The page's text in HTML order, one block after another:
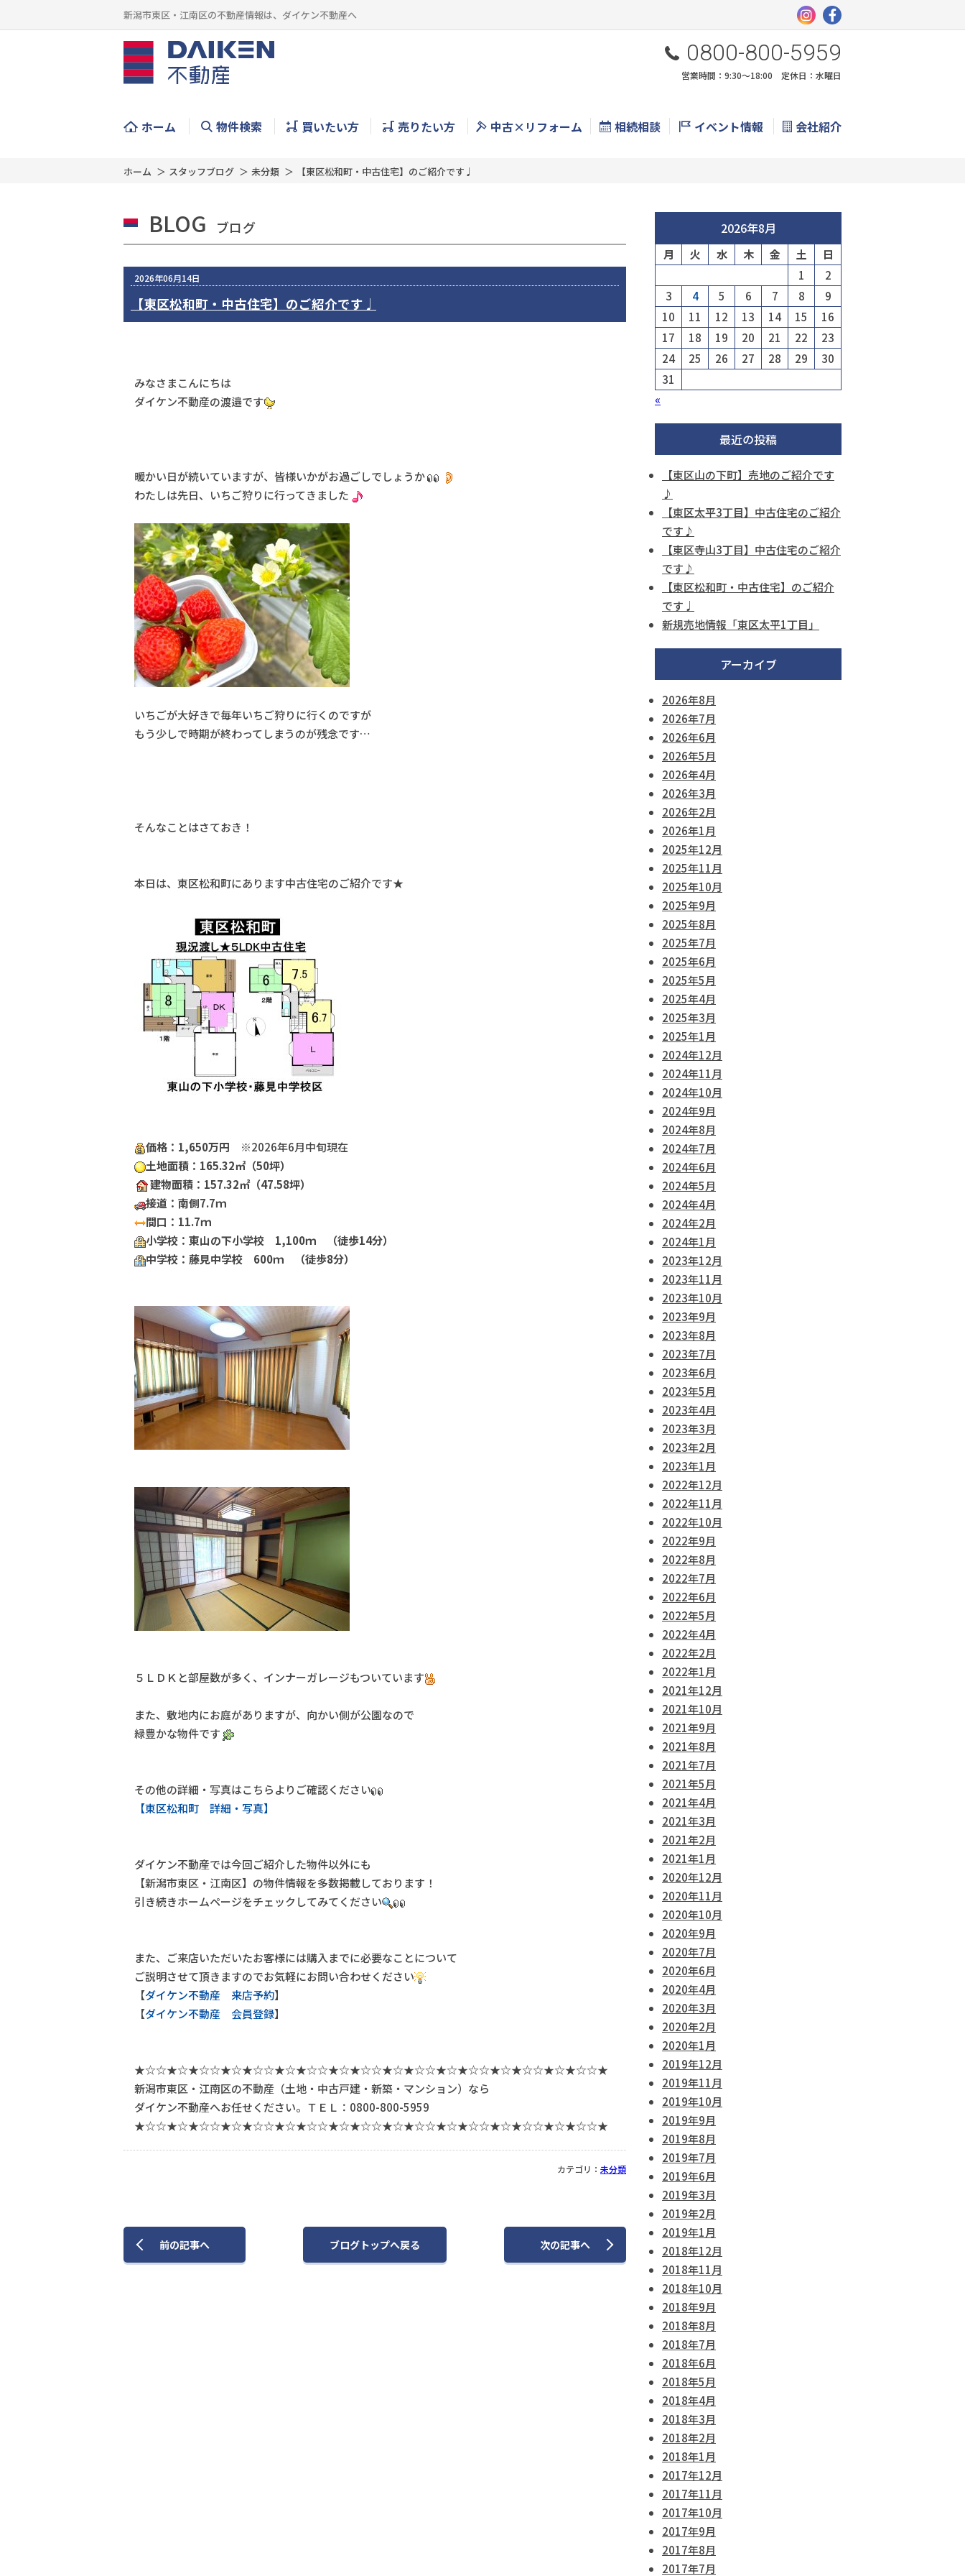
新潟市東区・江南区の不動産情報は、ダイケン不動産へ
0800-800-5959
営業時間：9:30〜18:00 定休日：水曜日
ホーム 物件検索 買いたい方 売りたい方 中古×リフォーム 相続相談 イベント情報 会社紹介
ホーム スタッフブログ 未分類 【東区松和町・中古住宅】のご紹介です♩
BLOG ブログ
2026年06月14日
【東区松和町・中古住宅】のご紹介です♩
みなさまこんにちは
ダイケン不動産の渡邉です
暖かい日が続いていますが、皆様いかがお過ごしでしょうか
わたしは先日、いちご狩りに行ってきました
いちごが大好きで毎年いちご狩りに行くのですが
もう少しで時期が終わってしまうのが残念です…
そんなことはさておき！
本日は、東区松和町にあります中古住宅のご紹介です★
価格：1,650万円 ※2026年6月中旬現在
土地面積：165.32㎡（50坪）
建物面積：157.32㎡（47.58坪）
接道：南側7.7ｍ
間口：11.7ｍ
小学校：東山の下小学校 1,100ｍ （徒歩14分）
中学校：藤見中学校 600ｍ （徒歩8分）
５ＬＤＫと部屋数が多く、インナーガレージもついています
また、敷地内にお庭がありますが、向かい側が公園なので
緑豊かな物件です
その他の詳細・写真はこちらよりご確認ください
【東区松和町 詳細・写真】
ダイケン不動産では今回ご紹介した物件以外にも
【新潟市東区・江南区】の物件情報を多数掲載しております！
引き続きホームページをチェックしてみてください
また、ご来店いただいたお客様には購入までに必要なことについて
ご説明させて頂きますのでお気軽にお問い合わせください
【ダイケン不動産 来店予約】
【ダイケン不動産 会員登録】
★☆☆★☆★☆☆★☆★☆☆★☆★☆☆★☆★☆☆★☆★☆☆★☆★☆☆★☆★☆☆★☆★☆☆★
新潟市東区・江南区の不動産（土地・中古戸建・新築・マンション）なら
ダイケン不動産へお任せください。ＴＥＬ：0800-800-5959
★☆☆★☆★☆☆★☆★☆☆★☆★☆☆★☆★☆☆★☆★☆☆★☆★☆☆★☆★☆☆★☆★☆☆★
カテゴリ： 未分類
前の記事へ ブログトップへ戻る 次の記事へ
2026年8月
月 火 水 木 金 土
日
1
2
3
4 5 6 7 8
9
10
11 12 13 14 15
16
17
18 19 20 21 22
23
24
25 26 27 28 29
30
31
«
最近の投稿
【東区山の下町】売地のご紹介です
♪
【東区太平3丁目】中古住宅のご紹介
です♪
【東区寺山3丁目】中古住宅のご紹介
です♪
【東区松和町・中古住宅】のご紹介
です♩
新規売地情報「東区太平1丁目」
アーカイブ
2026年8月
2026年7月
2026年6月
2026年5月
2026年4月
2026年3月
2026年2月
2026年1月
2025年12月
2025年11月
2025年10月
2025年9月
2025年8月
2025年7月
2025年6月
2025年5月
2025年4月
2025年3月
2025年1月
2024年12月
2024年11月
2024年10月
2024年9月
2024年8月
2024年7月
2024年6月
2024年5月
2024年4月
2024年2月
2024年1月
2023年12月
2023年11月
2023年10月
2023年9月
2023年8月
2023年7月
2023年6月
2023年5月
2023年4月
2023年3月
2023年2月
2023年1月
2022年12月
2022年11月
2022年10月
2022年9月
2022年8月
2022年7月
2022年6月
2022年5月
2022年4月
2022年2月
2022年1月
2021年12月
2021年10月
2021年9月
2021年8月
2021年7月
2021年5月
2021年4月
2021年3月
2021年2月
2021年1月
2020年12月
2020年11月
2020年10月
2020年9月
2020年7月
2020年6月
2020年4月
2020年3月
2020年2月
2020年1月
2019年12月
2019年11月
2019年10月
2019年9月
2019年8月
2019年7月
2019年6月
2019年3月
2019年2月
2019年1月
2018年12月
2018年11月
2018年10月
2018年9月
2018年8月
2018年7月
2018年6月
2018年5月
2018年4月
2018年3月
2018年2月
2018年1月
2017年12月
2017年11月
2017年10月
2017年9月
2017年8月
2017年7月